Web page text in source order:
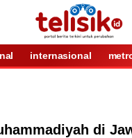
internasional
di